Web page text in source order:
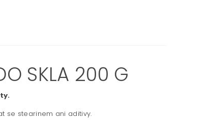
SKLA 200 G
se stearinem ani aditivy.